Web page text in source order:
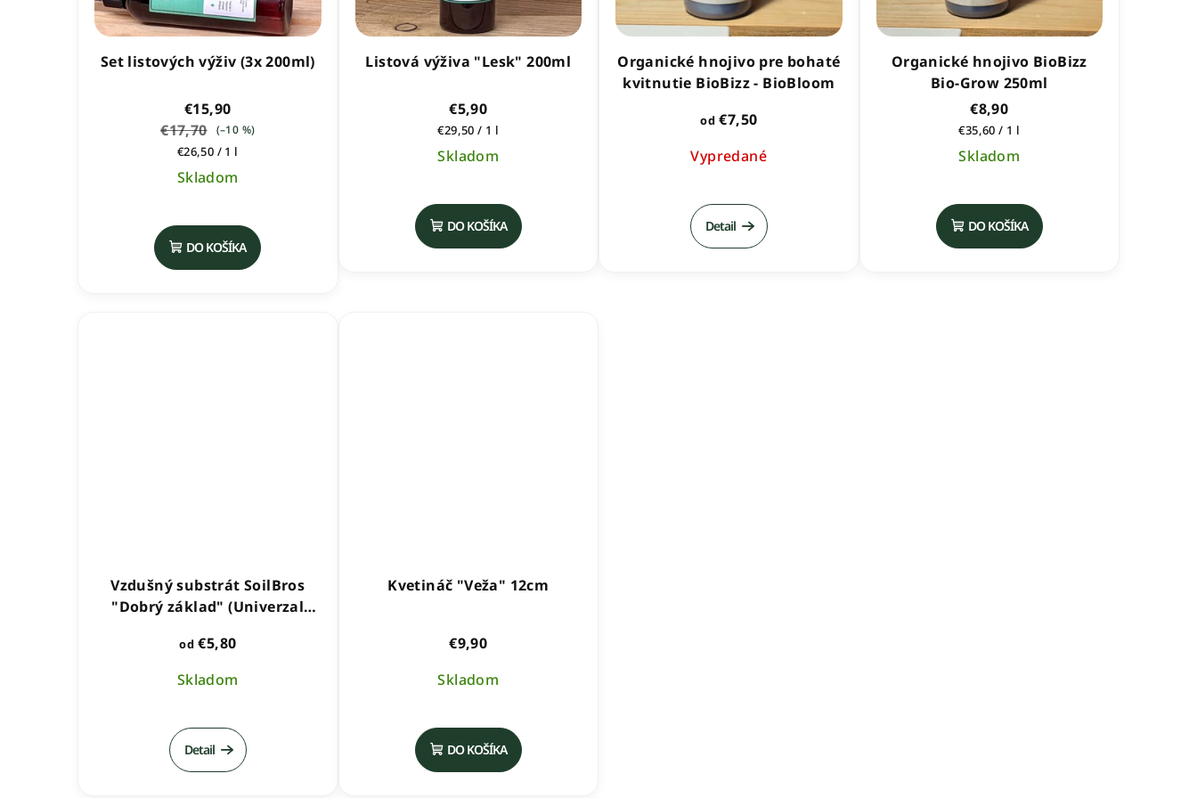
Set listových výživ (3x 200ml)
€15,90
€17,70
(–10 %)
Jednotková
cena:
€26,50 / 1 l
Skladom
hodnotenie
produktu
je
DO KOŠÍKA
Listová výživa "Lesk" 200ml
€5,90
Jednotková
cena:
€29,50 / 1 l
Skladom
DO KOŠÍKA
Organické hnojivo pre bohaté
kvitnutie BioBizz - BioBloom
od€7,50
Vypredané
Detail
Organické hnojivo BioBizz
Bio-Grow 250ml
€8,90
Jednotková
cena:
€35,60 / 1 l
Skladom
hodnotenie
produktu
je
DO KOŠÍKA
Vzdušný substrát SoilBros
"Dobrý základ" (Univerzal
od€5,80
Skladom
hodnotenie
produktu
je
Detail
Kvetináč "Veža" 12cm
€9,90
Skladom
DO KOŠÍKA